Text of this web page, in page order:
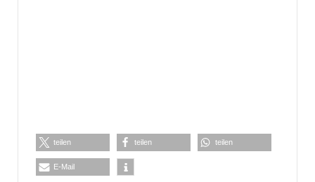
teilen teilen teilen
E-Mail